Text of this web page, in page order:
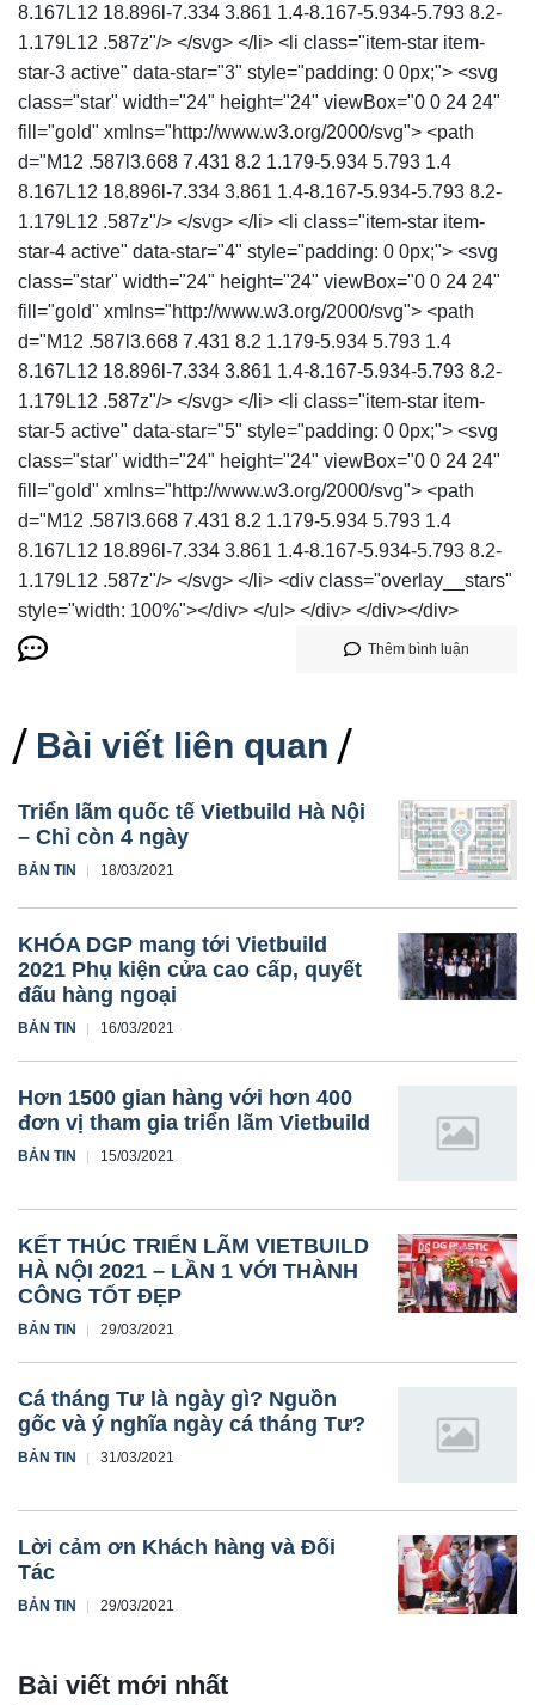
8.167L12 18.896l-7.334 3.861 1.4-8.167-5.934-5.793 8.2-
1.179L12 .587z"/> </svg> </li> <li class="item-star item-
star-3 active" data-star="3" style="padding: 0 0px;"> <svg
class="star" width="24" height="24" viewBox="0 0 24 24"
fill="gold" xmlns="http://www.w3.org/2000/svg"> <path
d="M12 .587l3.668 7.431 8.2 1.179-5.934 5.793 1.4
8.167L12 18.896l-7.334 3.861 1.4-8.167-5.934-5.793 8.2-
1.179L12 .587z"/> </svg> </li> <li class="item-star item-
star-4 active" data-star="4" style="padding: 0 0px;"> <svg
class="star" width="24" height="24" viewBox="0 0 24 24"
fill="gold" xmlns="http://www.w3.org/2000/svg"> <path
d="M12 .587l3.668 7.431 8.2 1.179-5.934 5.793 1.4
8.167L12 18.896l-7.334 3.861 1.4-8.167-5.934-5.793 8.2-
1.179L12 .587z"/> </svg> </li> <li class="item-star item-
star-5 active" data-star="5" style="padding: 0 0px;"> <svg
class="star" width="24" height="24" viewBox="0 0 24 24"
fill="gold" xmlns="http://www.w3.org/2000/svg"> <path
d="M12 .587l3.668 7.431 8.2 1.179-5.934 5.793 1.4
8.167L12 18.896l-7.334 3.861 1.4-8.167-5.934-5.793 8.2-
1.179L12 .587z"/> </svg> </li> <div class="overlay__stars"
style="width: 100%"></div> </ul> </div> </div></div>
Thêm bình luận
Bài viết liên quan
Triển lãm quốc tế Vietbuild Hà Nội
– Chỉ còn 4 ngày
BẢN TIN 18/03/2021
KHÓA DGP mang tới Vietbuild
2021 Phụ kiện cửa cao cấp, quyết
đấu hàng ngoại
BẢN TIN 16/03/2021
Hơn 1500 gian hàng với hơn 400
đơn vị tham gia triển lãm Vietbuild
BẢN TIN 15/03/2021
KẾT THÚC TRIỂN LÃM VIETBUILD
HÀ NỘI 2021 – LẦN 1 VỚI THÀNH
CÔNG TỐT ĐẸP
BẢN TIN 29/03/2021
Cá tháng Tư là ngày gì? Nguồn
gốc và ý nghĩa ngày cá tháng Tư?
BẢN TIN 31/03/2021
Lời cảm ơn Khách hàng và Đối
Tác
BẢN TIN 29/03/2021
Bài viết mới nhất